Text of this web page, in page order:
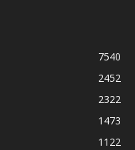
7540
2452
2322
1473
1122